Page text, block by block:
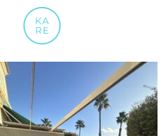
IMAGE00015